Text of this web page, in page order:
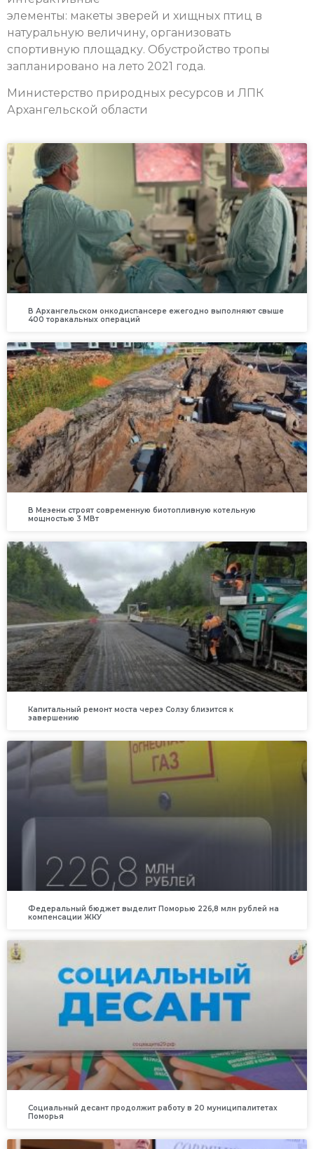
элементы: макеты зверей и хищных птиц в
натуральную величину, организовать
спортивную площадку. Обустройство тропы
запланировано на лето 2021 года.
Министерство природных ресурсов и ЛПК
Архангельской области
В Архангельском онкодиспансере ежегодно выполняют свыше
400 торакальных операций
В Мезени строят современную биотопливную котельную
мощностью 3 МВт
Капитальный ремонт моста через Солзу близится к
завершению
Федеральный бюджет выделит Поморью 226,8 млн рублей на
компенсации ЖКУ
Социальный десант продолжит работу в 20 муниципалитетах
Поморья